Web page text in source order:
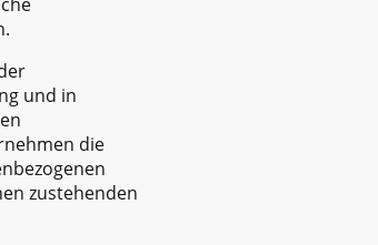
und in
die
zustehenden